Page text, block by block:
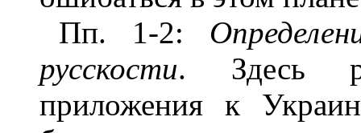
Пп. 1-2:
русскости. Здесь
приложения к